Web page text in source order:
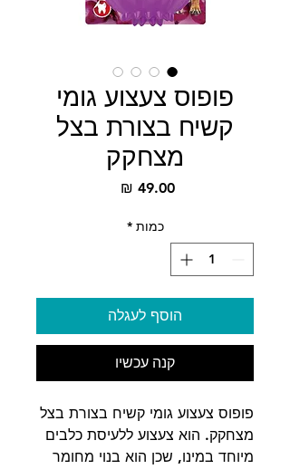
פופוס צעצוע גומי
קשיח בצורת בצל
מצחקק
‏49.00 ‏₪
כמות *
הוסף לעגלה
קנה עכשיו
פופוס צעצוע גומי קשיח בצורת בצל
מצחקק. הוא צעצוע ללעיסת כלבים
מיוחד במינו, שכן הוא בנוי מחומר